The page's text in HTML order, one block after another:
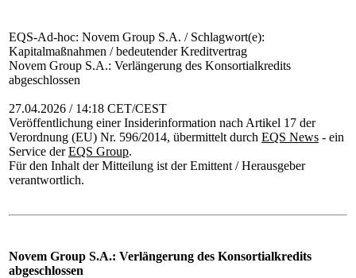
EQS-Ad-hoc: Novem Group S.A. / Schlagwort(e):
Kapitalmaßnahmen / bedeutender Kreditvertrag
Novem Group S.A.: Verlängerung des Konsortialkredits
abgeschlossen
27.04.2026 / 14:18 CET/CEST
Veröffentlichung einer Insiderinformation nach Artikel 17 der
Verordnung (EU) Nr. 596/2014, übermittelt durch EQS News - ein
Service derEQS Group.
Für den Inhalt der Mitteilung ist der Emittent / Herausgeber
verantwortlich.
Novem Group S.A.: Verlängerung des Konsortialkredits
abgeschlossen